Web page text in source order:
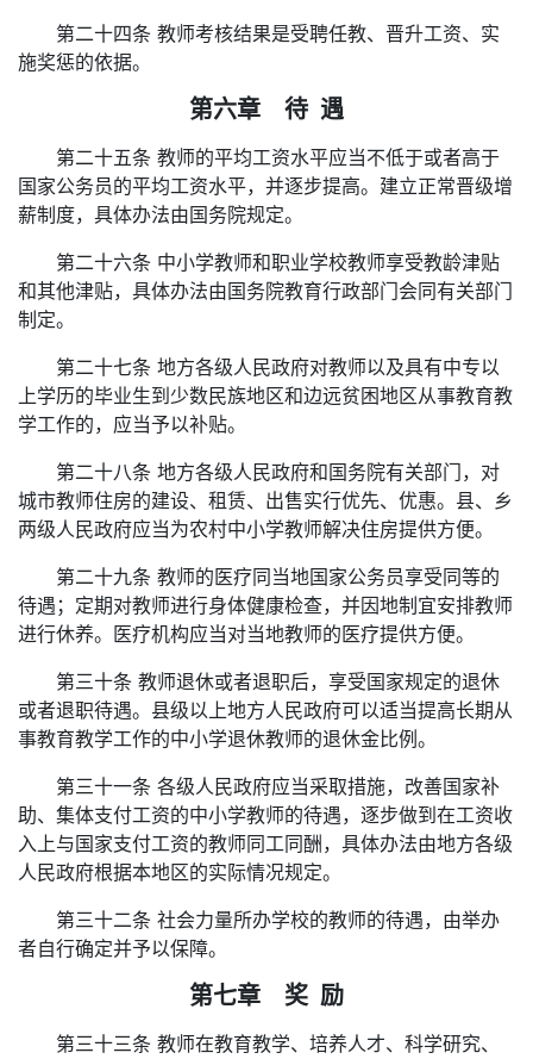
第二十四条 教师考核结果是受聘任教、晋升工资、实
施奖惩的依据。
第六章 待 遇
第二十五条 教师的平均工资水平应当不低于或者高于
国家公务员的平均工资水平，并逐步提高。建立正常晋级增
薪制度，具体办法由国务院规定。
第二十六条 中小学教师和职业学校教师享受教龄津贴
和其他津贴，具体办法由国务院教育行政部门会同有关部门
制定。
第二十七条 地方各级人民政府对教师以及具有中专以
上学历的毕业生到少数民族地区和边远贫困地区从事教育教
学工作的，应当予以补贴。
第二十八条 地方各级人民政府和国务院有关部门，对
城市教师住房的建设、租赁、出售实行优先、优惠。县、乡
两级人民政府应当为农村中小学教师解决住房提供方便。
第二十九条 教师的医疗同当地国家公务员享受同等的
待遇；定期对教师进行身体健康检查，并因地制宜安排教师
进行休养。医疗机构应当对当地教师的医疗提供方便。
第三十条 教师退休或者退职后，享受国家规定的退休
或者退职待遇。县级以上地方人民政府可以适当提高长期从
事教育教学工作的中小学退休教师的退休金比例。
第三十一条 各级人民政府应当采取措施，改善国家补
助、集体支付工资的中小学教师的待遇，逐步做到在工资收
入上与国家支付工资的教师同工同酬，具体办法由地方各级
人民政府根据本地区的实际情况规定。
第三十二条 社会力量所办学校的教师的待遇，由举办
者自行确定并予以保障。
第七章 奖 励
第三十三条 教师在教育教学、培养人才、科学研究、